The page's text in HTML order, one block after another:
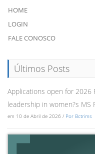
HOME
LOGIN
FALE CONOSCO
Últimos Posts
Applications open for 2026
leadership in women?s MS
em 10 de Abril de 2026 / Por Bctrims